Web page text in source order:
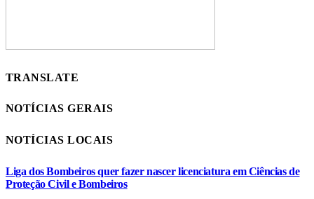
TRANSLATE
NOTÍCIAS GERAIS
NOTÍCIAS LOCAIS
Liga dos Bombeiros quer fazer nascer licenciatura em Ciências de
Proteção Civil e Bombeiros